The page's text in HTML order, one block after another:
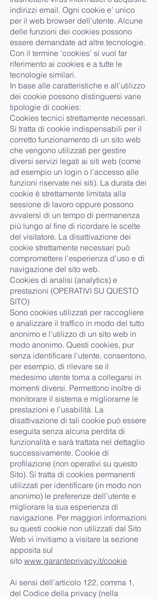
indirizzi email. Ogni cookie e’ unico
per il web browser dell’utente. Alcune
delle funzioni dei cookies possono
essere demandate ad altre tecnologie.
Con il termine ‘cookies’ si vuol far
riferimento ai cookies e a tutte le
tecnologie similari.
In base alle caratteristiche e all’utilizzo
dei cookie possono distinguersi varie
tipologie di cookies:
Cookies tecnici strettamente necessari.
Si tratta di cookie indispensabili per il
corretto funzionamento di un sito web
che vengono utilizzati per gestire
diversi servizi legati ai siti web (come
ad esempio un login o l’accesso alle
funzioni riservate nei siti). La durata dei
cookie è strettamente limitata alla
sessione di lavoro oppure possono
avvalersi di un tempo di permanenza
più lungo al fine di ricordare le scelte
del visitatore. La disattivazione dei
cookie strettamente necessari può
compromettere l’esperienza d’uso e di
navigazione del sito web.
Cookies di analisi (analytics) e
prestazioni (OPERATIVI SU QUESTO
SITO)
Sono cookies utilizzati per raccogliere
e analizzare il traffico in modo del tutto
anonimo e l’utilizzo di un sito web in
modo anonimo. Questi cookies, pur
senza identificare l’utente, consentono,
per esempio, di rilevare se il
medesimo utente torna a collegarsi in
momenti diversi. Permettono inoltre di
monitorare il sistema e migliorarne le
prestazioni e l’usabilità. La
disattivazione di tali cookie può essere
eseguita senza alcuna perdita di
funzionalità e sarà trattata nel dettaglio
successivamente. Cookie di
profilazione (non operativi su questo
Sito). Si tratta di cookies permanenti
utilizzati per identificare (in modo non
anonimo) le preferenze dell’utente e
migliorare la sua esperienza di
navigazione. Per maggiori informazioni
su questi cookie non utilizzati dal Sito
Web vi invitiamo a visitare la sezione
apposita sul
sito www.garanteprivacy.it/cookie
Ai sensi dell’articolo 122, comma 1,
del Codice della privacy (nella